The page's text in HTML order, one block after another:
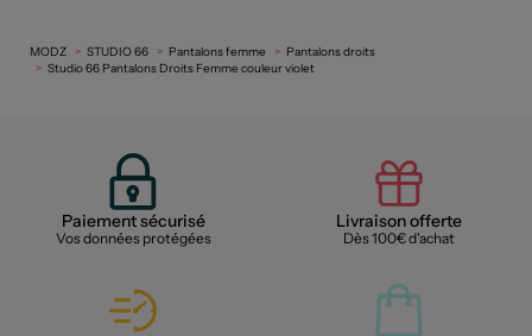
MODZ STUDIO 66 Pantalons femme
Pantalons droits
Studio 66 Pantalons Droits Femme couleur violet
Paiement sécurisé
Vos données protégées
Livraison offerte
Dès 100€ d'achat